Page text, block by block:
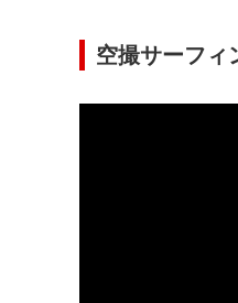
空撮サーフィ